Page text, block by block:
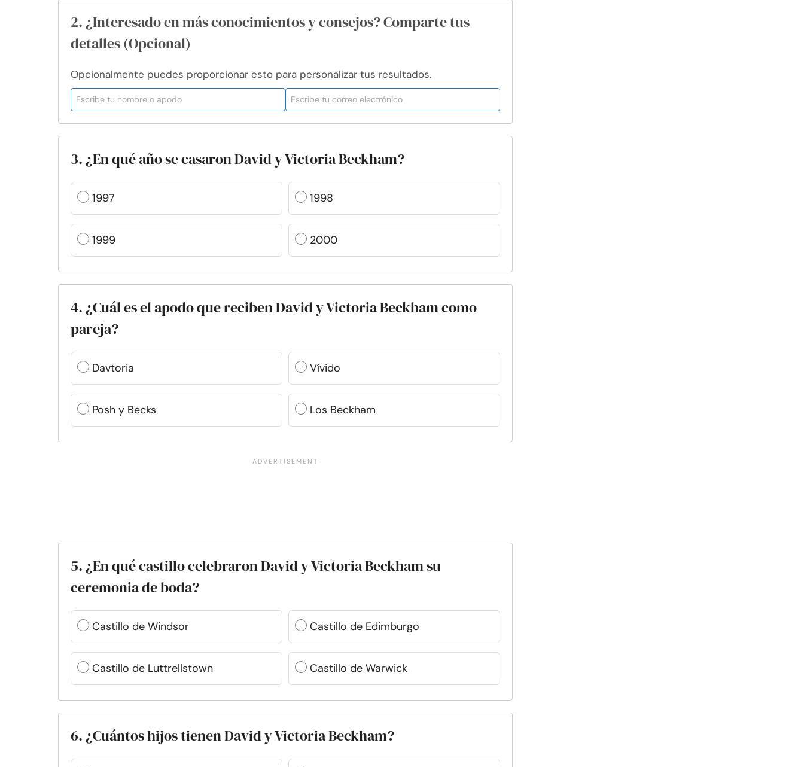
2. ¿Interesado en más conocimientos y consejos? Comparte tus
detalles (Opcional)
Opcionalmente puedes proporcionar esto para personalizar tus resultados.
3. ¿En qué año se casaron David y Victoria Beckham?
1997 1998
1999 2000
4. ¿Cuál es el apodo que reciben David y Victoria Beckham como
pareja?
Davtoria Vívido
Posh y Becks Los Beckham
5. ¿En qué castillo celebraron David y Victoria Beckham su
ceremonia de boda?
Castillo de Windsor Castillo de Edimburgo
Castillo de Luttrellstown Castillo de Warwick
6. ¿Cuántos hijos tienen David y Victoria Beckham?